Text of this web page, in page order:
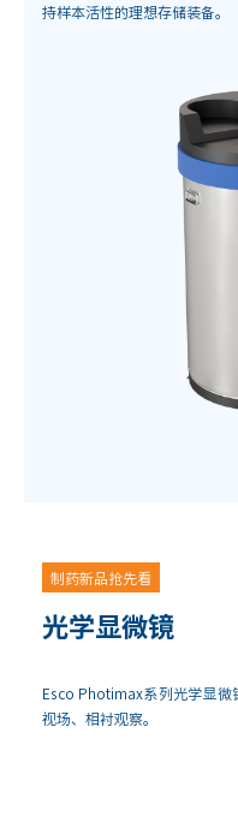
持样本活性的理想存储装备。
制药新品抢先看
光学显微镜
Esco Photimax系列光学显微
视场、相衬观察。